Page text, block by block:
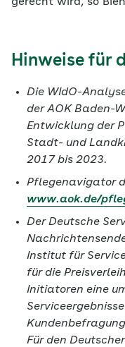
Hinweise für
Die WIdO-
der AOK Baden-
Entwicklung der
Stadt- und
2017 bis 2023.
Pflegenavigator
www.aok.de/
Der Deutsche
Institut für
für die
Initiatoren eine
Für den